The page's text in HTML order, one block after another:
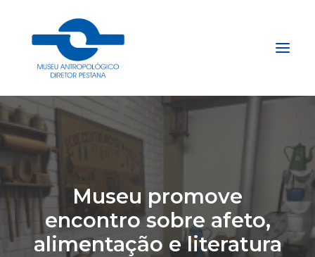
Início
Sobre
Apoie
Projetos
Museu promove
encontro sobre afeto,
alimentação e literatura